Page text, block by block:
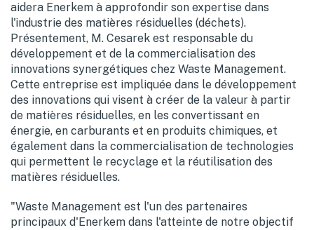
aidera Enerkem à approfondir son expertise dans
l'industrie des matières résiduelles (déchets).
Présentement, M. Cesarek est responsable du
développement et de la commercialisation des
innovations synergétiques chez Waste Management.
Cette entreprise est impliquée dans le développement
des innovations qui visent à créer de la valeur à partir
de matières résiduelles, en les convertissant en
énergie, en carburants et en produits chimiques, et
également dans la commercialisation de technologies
qui permettent le recyclage et la réutilisation des
matières résiduelles.
"Waste Management est l'un des partenaires
principaux d'Enerkem dans l'atteinte de notre objectif